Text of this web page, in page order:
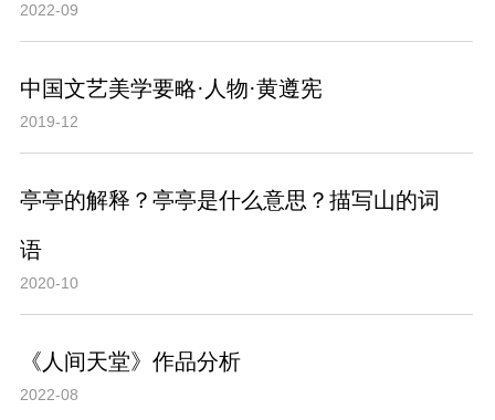
2022-09
中国文艺美学要略·人物·黄遵宪
2019-12
亭亭的解释？亭亭是什么意思？描写山的词
语
2020-10
《人间天堂》作品分析
2022-08